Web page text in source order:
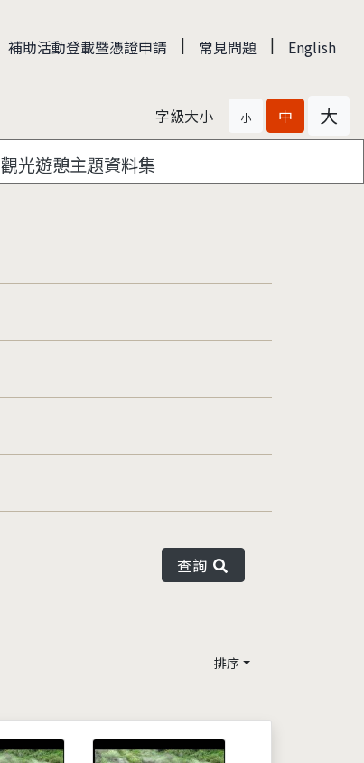
補助活動登載暨憑證申請 | 常見問題 | English
字級大小 小 中 大
觀光遊憩主題資料集
查詢
排序